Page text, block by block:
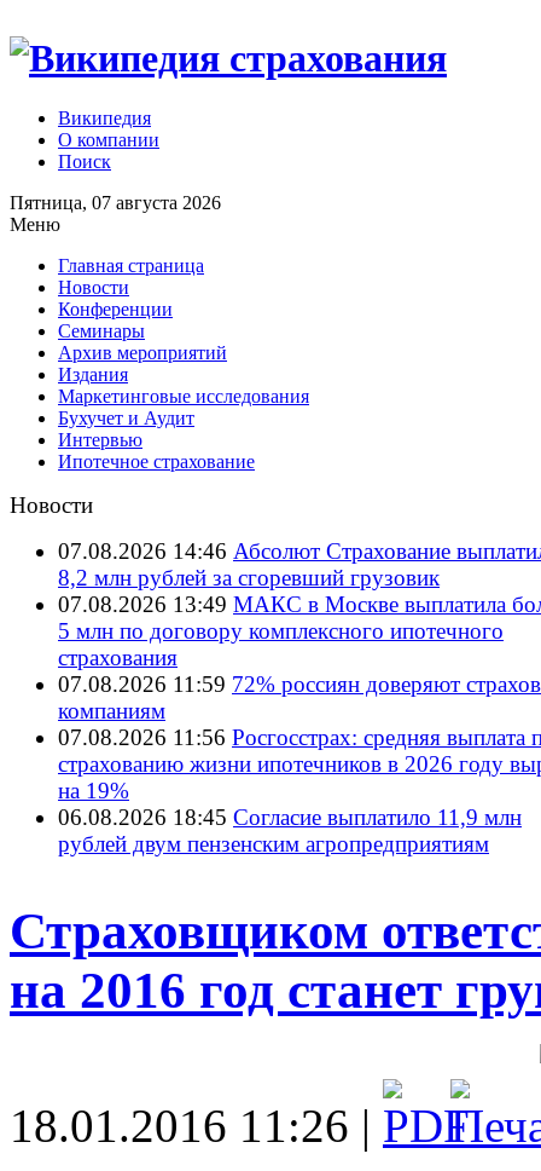
Википедия
О компании
Поиск
Пятница, 07 августа 2026
Меню
Главная страница
Новости
Конференции
Семинары
Архив мероприятий
Издания
Маркетинговые исследования
Бухучет и Аудит
Интервью
Ипотечное страхование
Новости
07.08.2026 14:46 Абсолют Страхование
8,2 млн рублей за сгоревший грузовик
07.08.2026 13:49 МАКС в Москве выплатила
5 млн по договору комплексного ипотечного
страхования
07.08.2026 11:59 72% россиян доверяют
компаниям
07.08.2026 11:56 Росгосстрах: средняя выплата
страхованию жизни ипотечников в 2026 году
на 19%
06.08.2026 18:45 Согласие выплатило 11,9 млн
рублей двум пензенским агропредприятиям
Страховщиком
на 2016 год станет
18.01.2016 11:26 |